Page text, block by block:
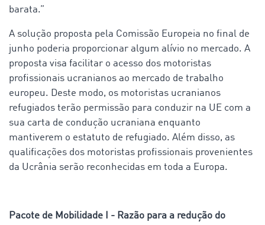
barata.”
A solução proposta pela Comissão Europeia no final de
junho poderia proporcionar algum alívio no mercado. A
proposta visa facilitar o acesso dos motoristas
profissionais ucranianos ao mercado de trabalho
europeu. Deste modo, os motoristas ucranianos
refugiados terão permissão para conduzir na UE com a
sua carta de condução ucraniana enquanto
mantiverem o estatuto de refugiado. Além disso, as
qualificações dos motoristas profissionais provenientes
da Ucrânia serão reconhecidas em toda a Europa.
Pacote de Mobilidade I - Razão para a redução do